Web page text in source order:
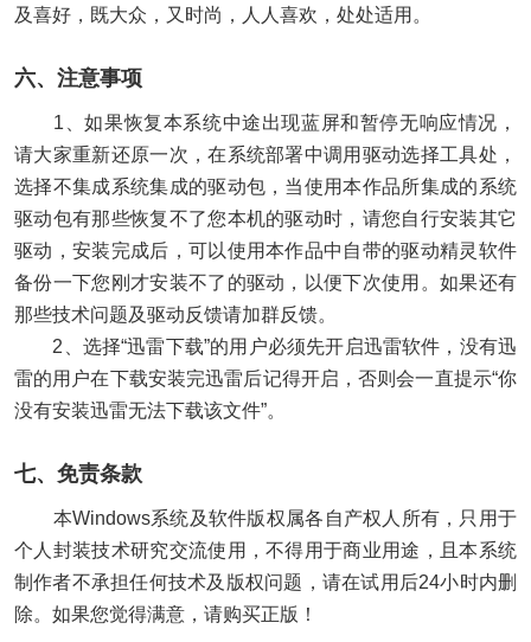
及喜好，既大众，又时尚，人人喜欢，处处适用。
六、注意事项
1、如果恢复本系统中途出现蓝屏和暂停无响应情况，
请大家重新还原一次，在系统部署中调用驱动选择工具处，
选择不集成系统集成的驱动包，当使用本作品所集成的系统
驱动包有那些恢复不了您本机的驱动时，请您自行安装其它
驱动，安装完成后，可以使用本作品中自带的驱动精灵软件
备份一下您刚才安装不了的驱动，以便下次使用。如果还有
那些技术问题及驱动反馈请加群反馈。
2、选择“迅雷下载”的用户必须先开启迅雷软件，没有迅
雷的用户在下载安装完迅雷后记得开启，否则会一直提示“你
没有安装迅雷无法下载该文件”。
七、免责条款
本Windows系统及软件版权属各自产权人所有，只用于
个人封装技术研究交流使用，不得用于商业用途，且本系统
制作者不承担任何技术及版权问题，请在试用后24小时内删
除。如果您觉得满意，请购买正版！